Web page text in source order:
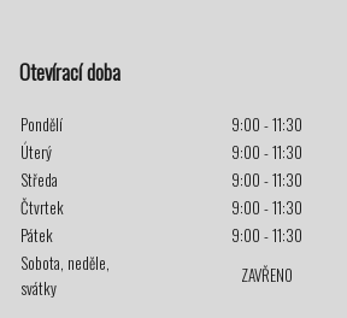
Otevírací doba
Pondělí 9:00 - 11:30
Úterý
9:00 - 11:30
Středa
9:00 - 11:30
Čtvrtek
9:00 - 11:30
Pátek
9:00 - 11:30
Sobota, neděle,
svátky
ZAVŘENO